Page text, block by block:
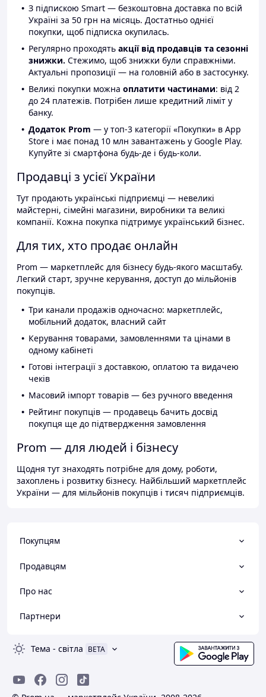
З підпискою Smart — безкоштовна доставка по всій
Україні за 50 грн на місяць. Достатньо однієї
покупки, щоб підписка окупилась.
Регулярно проходять акції від продавців та сезонні
знижки. Стежимо, щоб знижки були справжніми.
Актуальні пропозиції — на головній або в застосунку.
Великі покупки можна оплатити частинами: від 2
до 24 платежів. Потрібен лише кредитний ліміт у
банку.
Додаток Prom — у топ-3 категорії «Покупки» в App
Store і має понад 10 млн завантажень у Google Play.
Купуйте зі смартфона будь-де і будь-коли.
Продавці з усієї України
Тут продають українські підприємці — невеликі
майстерні, сімейні магазини, виробники та великі
компанії. Кожна покупка підтримує український бізнес.
Для тих, хто продає онлайн
Prom — маркетплейс для бізнесу будь-якого масштабу.
Легкий старт, зручне керування, доступ до мільйонів
покупців.
Три канали продажів одночасно: маркетплейс,
мобільний додаток, власний сайт
Керування товарами, замовленнями та цінами в
одному кабінеті
Готові інтеграції з доставкою, оплатою та видачею
чеків
Масовий імпорт товарів — без ручного введення
Рейтинг покупців — продавець бачить досвід
покупця ще до підтвердження замовлення
Prom — для людей і бізнесу
Щодня тут знаходять потрібне для дому, роботи,
захоплень і розвитку бізнесу. Найбільший маркетплейс
України — для мільйонів покупців і тисяч підприємців.
Покупцям
Продавцям
Про нас
Партнери
Тема - світла BETA